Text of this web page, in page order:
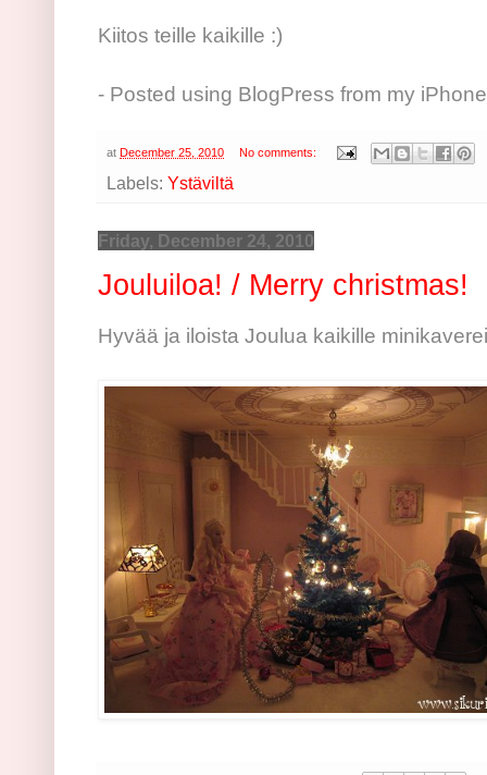
Kiitos teille kaikille :)
- Posted using BlogPress from my iPhone
at December 25, 2010 No comments:
Labels: Ystäviltä
Friday, December 24, 2010
Jouluiloa! / Merry christmas!
Hyvää ja iloista Joulua kaikille